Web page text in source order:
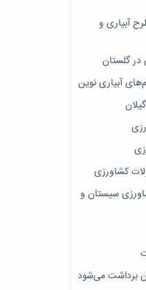
طرح آبیاری و
گلستان
آبیاری نوین
کشاورزی سیستان و